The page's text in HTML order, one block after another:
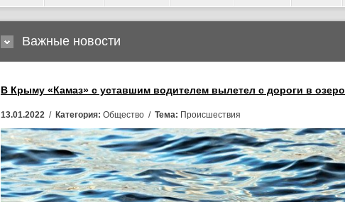
Важные новости
В Крыму «Камаз» с уставшим водителем вылетел с дороги в озеро
13.01.2022 / Категория: Общество / Тема: Происшествия